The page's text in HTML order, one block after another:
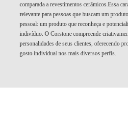
comparada a revestimentos cerâmicos.Essa
relevante para pessoas que buscam um
pessoal: um produto que reconheça e
indivíduo. O Corstone compreende
personalidades de seus clientes, oferecendo
gosto individual nos mais diversos perfis.